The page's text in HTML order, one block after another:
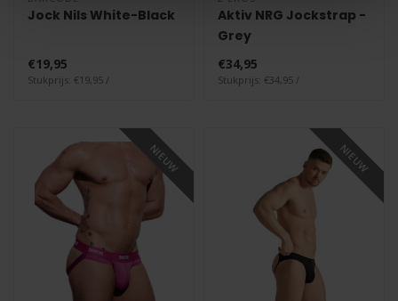
Jock Nils White-Black
€19,95
Stukprijs: €19,95 /
Aktiv NRG Jockstrap -
Grey
€34,95
Stukprijs: €34,95 /
NIEUW NIEUW